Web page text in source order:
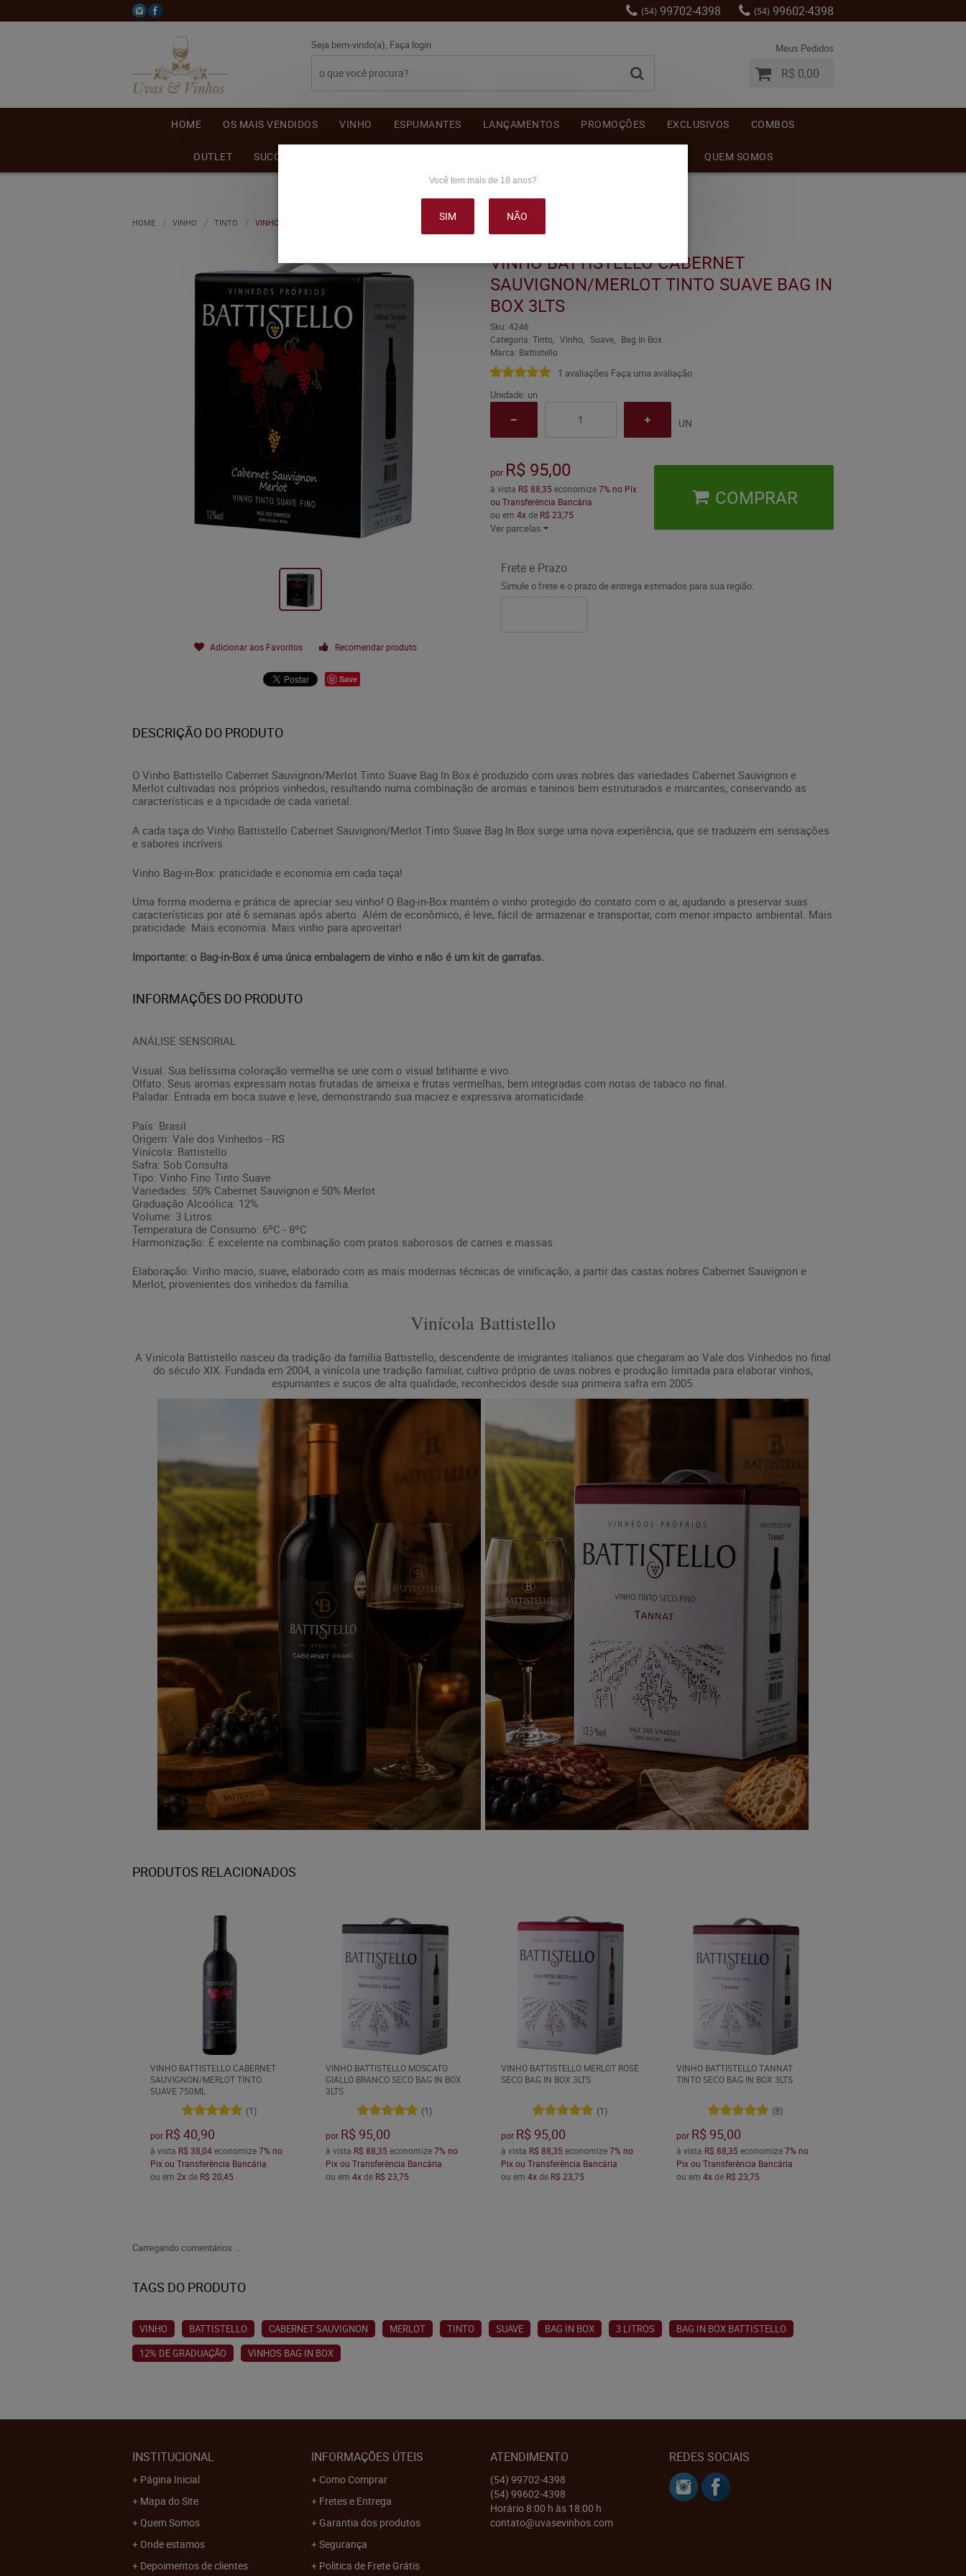
(54) 99702-4398 (54) 99602-4398
Seja bem-vindo(a), Faça login Meus Pedidos
R$ 0,00
HOME OS MAIS VENDIDOS VINHO ESPUMANTES LANÇAMENTOS PROMOÇÕES EXCLUSIVOS COMBOS
OUTLET SUCO DE UVA QUEM SOMOS
HOME VINHO TINTO VINHO BATTISTELLO CABERNET SAUVIGNON/MERLOT TINTO SUAVE BAG IN BOX 3LTS
Adicionar aos Favoritos Recomendar produto
Save
VINHO BATTISTELLO CABERNET
SAUVIGNON/MERLOT TINTO SUAVE BAG IN
BOX 3LTS
Sku: 4246
Categoria: Tinto Vinho Suave
Bag In Box
Marca: Battistello
1 avaliações Faça uma avaliação
Unidade: un
UN
por R$ 95,00
à vista R$ 88,35economize7% no Pix
ou Transferência Bancária
ou em 4xde R$ 23,75
Ver parcelas
COMPRAR
Frete e Prazo
Simule o frete e o prazo de entrega estimados para sua região:
DESCRIÇÃO DO PRODUTO
O Vinho Battistello Cabernet Sauvignon/Merlot Tinto Suave Bag In Box é produzido com uvas nobres das variedades Cabernet Sauvignon e
Merlot cultivadas nos próprios vinhedos, resultando numa combinação de aromas e taninos bem estruturados e marcantes, conservando as
características e a tipicidade de cada varietal.
A cada taça do Vinho Battistello Cabernet Sauvignon/Merlot Tinto Suave Bag In Box surge uma nova experiência, que se traduzem em sensações
e sabores incríveis.
Vinho Bag-in-Box: praticidade e economia em cada taça!
Uma forma moderna e prática de apreciar seu vinho! O Bag-in-Box mantém o vinho protegido do contato com o ar, ajudando a preservar suas
características por até 6 semanas após aberto. Além de econômico, é leve, fácil de armazenar e transportar, com menor impacto ambiental. Mais
praticidade. Mais economia. Mais vinho para aproveitar!
Importante: o Bag-in-Box é uma única embalagem de vinho e não é um kit de garrafas.
INFORMAÇÕES DO PRODUTO
ANÁLISE SENSORIAL
Visual: Sua belíssima coloração vermelha se une com o visual brlihante e vivo.
Olfato: Seus aromas expressam notas frutadas de ameixa e frutas vermelhas, bem integradas com notas de tabaco no final.
Paladar: Entrada em boca suave e leve, demonstrando sua maciez e expressiva aromaticidade.
País: Brasil
Origem: Vale dos Vinhedos - RS
Vinícola: Battistello
Safra: Sob Consulta
Tipo: Vinho Fino Tinto Suave
Variedades: 50% Cabernet Sauvignon e 50% Merlot
Graduação Alcoólica: 12%
Volume: 3 Litros
Temperatura de Consumo: 6ºC - 8ºC
Harmonização: É excelente na combinação com pratos saborosos de carnes e massas.
Elaboração: Vinho macio, suave, elaborado com as mais modernas técnicas de vinificação, a partir das castas nobres Cabernet Sauvignon e
Merlot, provenientes dos vinhedos da família.
Vinícola Battistello
A Vinícola Battistello nasceu da tradição da família Battistello, descendente de imigrantes italianos que chegaram ao Vale dos Vinhedos no final
do século XIX. Fundada em 2004, a vinícola une tradição familiar, cultivo próprio de uvas nobres e produção limitada para elaborar vinhos,
espumantes e sucos de alta qualidade, reconhecidos desde sua primeira safra em 2005.
PRODUTOS RELACIONADOS
VINHO BATTISTELLO CABERNET
SAUVIGNON/MERLOT TINTO
SUAVE 750ML
(1)
por R$ 40,90
à vista R$ 38,04economize7% no
Pix ou Transferência Bancária
ou em 2xde R$ 20,45
VINHO BATTISTELLO MOSCATO
GIALLO BRANCO SECO BAG IN BOX
3LTS
(1)
por R$ 95,00
à vista R$ 88,35economize7% no
Pix ou Transferência Bancária
ou em 4xde R$ 23,75
VINHO BATTISTELLO MERLOT ROSÉ
SECO BAG IN BOX 3LTS
(1)
por R$ 95,00
à vista R$ 88,35economize7% no
Pix ou Transferência Bancária
ou em 4xde R$ 23,75
VINHO BATTISTELLO TANNAT
TINTO SECO BAG IN BOX 3LTS
(8)
por R$ 95,00
à vista R$ 88,35economize7% no
Pix ou Transferência Bancária
ou em 4xde R$ 23,75
Carregando comentários ...
TAGS DO PRODUTO
VINHO BATTISTELLO CABERNET SAUVIGNON MERLOT TINTO SUAVE BAG IN BOX 3 LITROS
BAG IN BOX BATTISTELLO
12% DE GRADUAÇÃO
VINHOS BAG IN BOX
INSTITUCIONAL
Página Inicial
Mapa do Site
Quem Somos
Onde estamos
Depoimentos de clientes
INFORMAÇÕES ÚTEIS
Como Comprar
Fretes e Entrega
Garantia dos produtos
Segurança
Politica de Frete Grátis
ATENDIMENTO
(54) 99702-4398
(54) 99602-4398
Horário 8:00 h às 18:00 h
contato@uvasevinhos.com
REDES SOCIAIS
Você tem mais de 18 anos?
SIM NÃO